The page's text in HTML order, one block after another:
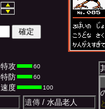
特攻 60
特防 60
速度 100
遺傳/ 水晶老人